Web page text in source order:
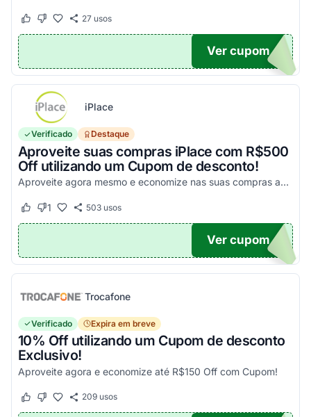
Este cupom funcionou
Este cupom não funcionou
27usos
UPOM
Ver cupom
iPlace
Verificado Destaque
Aproveite suas compras iPlace com R$500
Off utilizando um Cupom de desconto!
Aproveite agora mesmo e economize nas suas compras acima de R$7.199,99!
Este cupom funcionou
Este cupom não funcionou
1 503usos
500
Ver cupom
Trocafone
Verificado Expira em breve
10% Off utilizando um Cupom de desconto
Exclusivo!
Aproveite agora e economize até R$150 Off com Cupom!
Este cupom funcionou
Este cupom não funcionou
209usos